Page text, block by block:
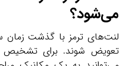
می‌شود؟
لنت‌های ترمز با گذشت زمان
تعویض شوند. برای تشخیص